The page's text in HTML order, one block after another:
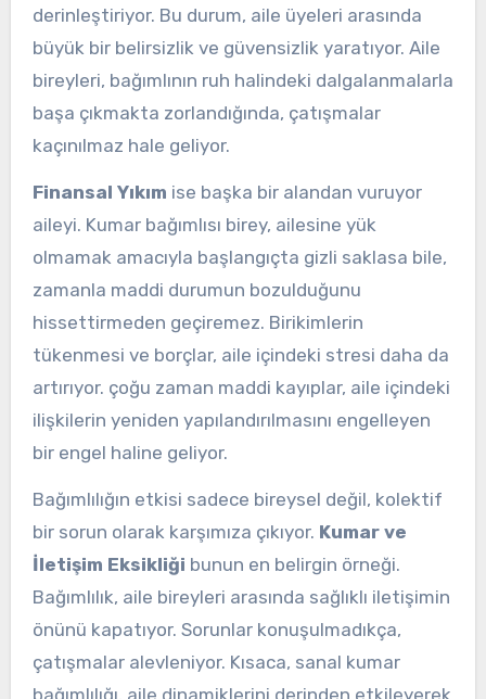
derinleştiriyor. Bu durum, aile üyeleri arasında
büyük bir belirsizlik ve güvensizlik yaratıyor. Aile
bireyleri, bağımlının ruh halindeki dalgalanmalarla
başa çıkmakta zorlandığında, çatışmalar
kaçınılmaz hale geliyor.
Finansal Yıkım ise başka bir alandan vuruyor
aileyi. Kumar bağımlısı birey, ailesine yük
olmamak amacıyla başlangıçta gizli saklasa bile,
zamanla maddi durumun bozulduğunu
hissettirmeden geçiremez. Birikimlerin
tükenmesi ve borçlar, aile içindeki stresi daha da
artırıyor. çoğu zaman maddi kayıplar, aile içindeki
ilişkilerin yeniden yapılandırılmasını engelleyen
bir engel haline geliyor.
Bağımlılığın etkisi sadece bireysel değil, kolektif
bir sorun olarak karşımıza çıkıyor. Kumar ve
İletişim Eksikliği bunun en belirgin örneği.
Bağımlılık, aile bireyleri arasında sağlıklı iletişimin
önünü kapatıyor. Sorunlar konuşulmadıkça,
çatışmalar alevleniyor. Kısaca, sanal kumar
bağımlılığı, aile dinamiklerini derinden etkileyerek